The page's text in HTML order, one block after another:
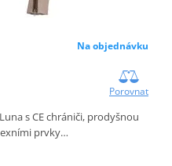
Na objednávku
Porovnat
s CE chrániči, prodyšnou
prvky…